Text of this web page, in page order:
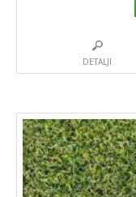
DETALJI